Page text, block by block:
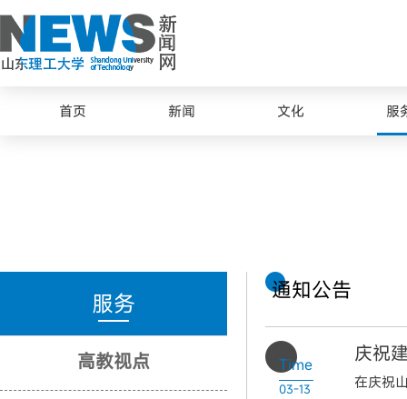
首页 新闻 文化 服
服务
高教视点
通知公告
Time
03-13
庆祝
在庆祝